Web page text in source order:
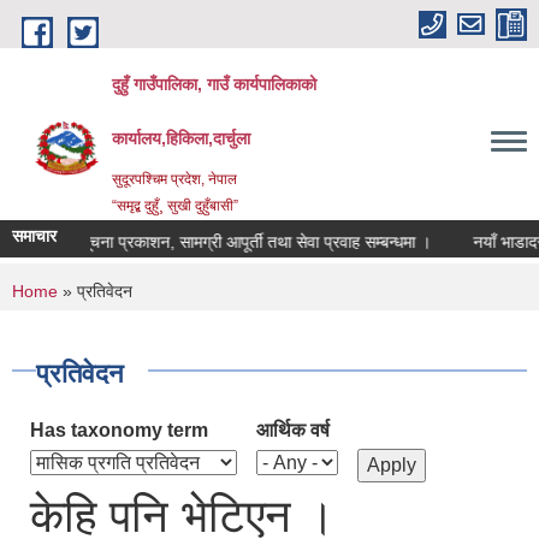
Skip to main content
दुहुँ गाउँपालिका, गाउँ कार्यपालिकाको
कार्यालय,हिकिला,दार्चुला
सुदूरपश्चिम प्रदेश, नेपाल
“समृद्ब दुहुँ¸ सुखी दुहुँबासी”
समाचारसूचना प्रकाशन, सामग्री आपूर्ती तथा सेवा प्रवाह सम्बन्धमा । नयाँ भाडादर
You are here
Home » प्रतिवेदन
प्रतिवेदन
Has taxonomy term आर्थिक वर्ष
केहि पनि भेटिएन ।